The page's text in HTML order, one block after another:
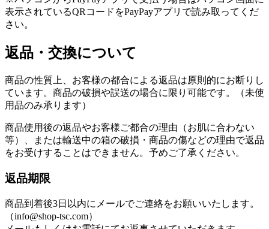
表示されているQRコードをPayPayアプリで読み取ってくだ
さい。
返品・交換について
商品の性質上、お客様の都合による返品は原則的にお断りし
ています。商品の破損や誤送の場合に限り可能です。（未使
用品のみ承ります）
商品使用後の返品やお客様ご都合の理由（お肌に合わない
等）、または輸送中の箱の破損・商品の傷などの理由で返品
をお受けすることはできません。予めご了承ください。
返品期限
商品到着後3日以内にメールでご連絡をお願いいたします。
（info@shop-tsc.com）